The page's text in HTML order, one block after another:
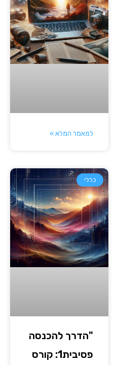
למאמר המלא »
כללי
"הדרך להכנסה
פסיבית1: קורס